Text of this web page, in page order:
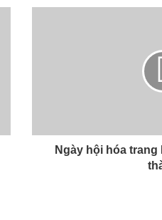
Ngày hội hóa